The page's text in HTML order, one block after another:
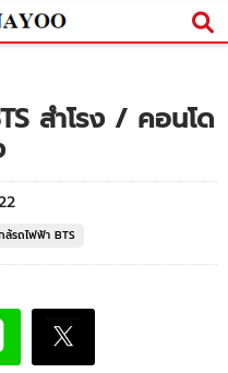
สำโรง / คอนโด
ล้รถไฟฟ้า BTS